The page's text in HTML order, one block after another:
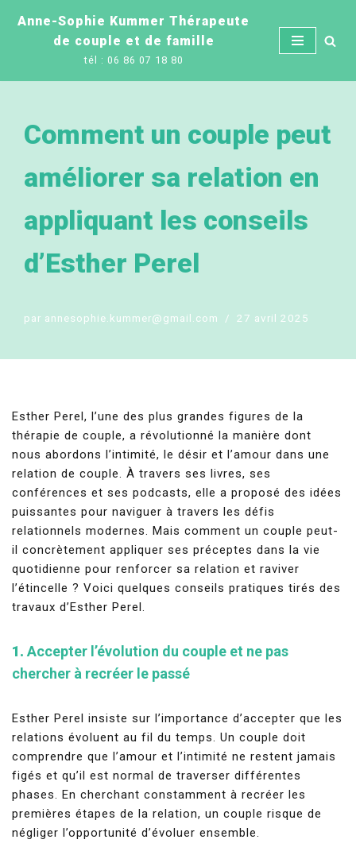
contenu
Anne-Sophie Kummer Thérapeute
de couple et de famille
tél : 06 86 07 18 80
Comment un couple peut
améliorer sa relation en
appliquant les conseils
d’Esther Perel
par annesophie.kummer@gmail.com 27 avril 2025
Esther Perel, l’une des plus grandes figures de la
thérapie de couple, a révolutionné la manière dont
nous abordons l’intimité, le désir et l’amour dans une
relation de couple. À travers ses livres, ses
conférences et ses podcasts, elle a proposé des idées
puissantes pour naviguer à travers les défis
relationnels modernes. Mais comment un couple peut-
il concrètement appliquer ses préceptes dans la vie
quotidienne pour renforcer sa relation et raviver
l’étincelle ? Voici quelques conseils pratiques tirés des
travaux d’Esther Perel.
1. Accepter l’évolution du couple et ne pas
chercher à recréer le passé
Esther Perel insiste sur l’importance d’accepter que les
relations évoluent au fil du temps. Un couple doit
comprendre que l’amour et l’intimité ne restent jamais
figés et qu’il est normal de traverser différentes
phases. En cherchant constamment à recréer les
premières étapes de la relation, un couple risque de
négliger l’opportunité d’évoluer ensemble.